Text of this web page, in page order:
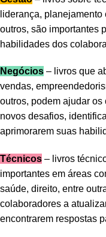
liderança,
outros, são importantes
habilidades dos
Negócios – livros que
vendas,
outros, podem ajudar
novos desafios,
aprimorarem suas
Técnicos – livros
importantes em áreas
saúde, direito, entre
colaboradores a
encontrarem respostas